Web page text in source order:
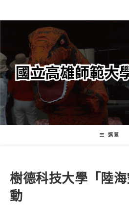
轉
要
內
容
選單
樹德科技大學「陸
動